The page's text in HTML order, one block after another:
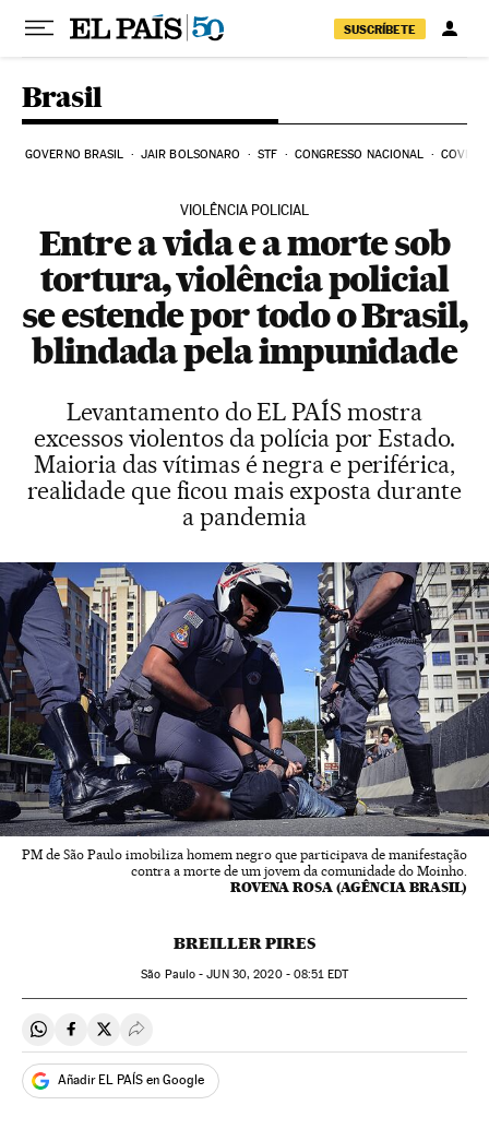
Pular para o conteúdo
SUSCRÍBETE
Brasil
GOVERNO BRASIL JAIR BOLSONARO STF CONGRESSO NACIONAL COVID-
VIOLÊNCIA POLICIAL
Entre a vida e a morte sob
tortura, violência policial
se estende por todo o Brasil,
blindada pela impunidade
Levantamento do EL PAÍS mostra
excessos violentos da polícia por Estado.
Maioria das vítimas é negra e periférica,
realidade que ficou mais exposta durante
a pandemia
PM de São Paulo imobiliza homem negro que participava de manifestação
contra a morte de um jovem da comunidade do Moinho.
ROVENA ROSA (AGÊNCIA BRASIL)
BREILLER PIRES
São Paulo -JUN30, 2020 - 08:51 EDT
Compartir en Whatsapp
Compartir en Facebook
Compartir en Twitter
Desplegar Redes Sociales
Añadir EL PAÍS en Google